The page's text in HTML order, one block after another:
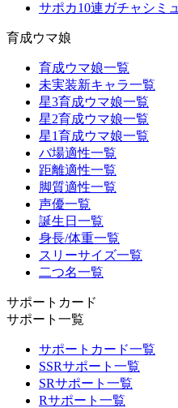
サポカ10連ガチャシミュ
育成ウマ娘
育成ウマ娘一覧
未実装新キャラ一覧
星3育成ウマ娘一覧
星2育成ウマ娘一覧
星1育成ウマ娘一覧
バ場適性一覧
距離適性一覧
脚質適性一覧
声優一覧
誕生日一覧
身長/体重一覧
スリーサイズ一覧
二つ名一覧
サポートカード
サポート一覧
サポートカード一覧
SSRサポート一覧
SRサポート一覧
Rサポート一覧